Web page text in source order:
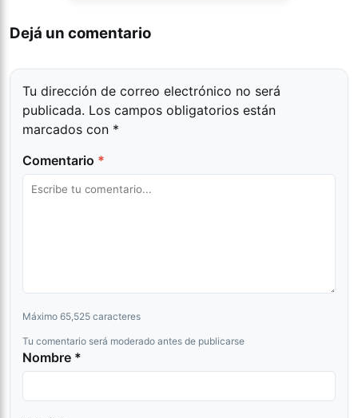
Dejá un comentario
Tu dirección de correo electrónico no será
publicada. Los campos obligatorios están
marcados con *
Comentario *
Máximo 65,525 caracteres
Tu comentario será moderado antes de publicarse
Nombre *